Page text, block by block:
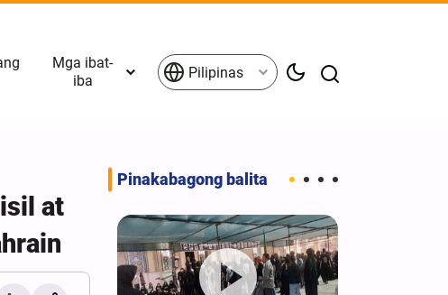
Mga ibat-
iba
Pilipinas
at
Pinakabagong balita